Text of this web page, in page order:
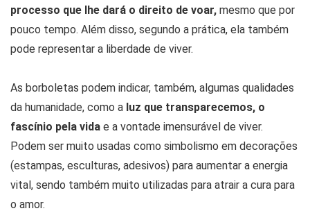
processo que lhe dará o direito de voar, mesmo que por
pouco tempo. Além disso, segundo a prática, ela também
pode representar a liberdade de viver.
As borboletas podem indicar, também, algumas qualidades
da humanidade, como a luz que transparecemos, o
fascínio pela vida e a vontade imensurável de viver.
Podem ser muito usadas como simbolismo em decorações
(estampas, esculturas, adesivos) para aumentar a energia
vital, sendo também muito utilizadas para atrair a cura para
o amor.